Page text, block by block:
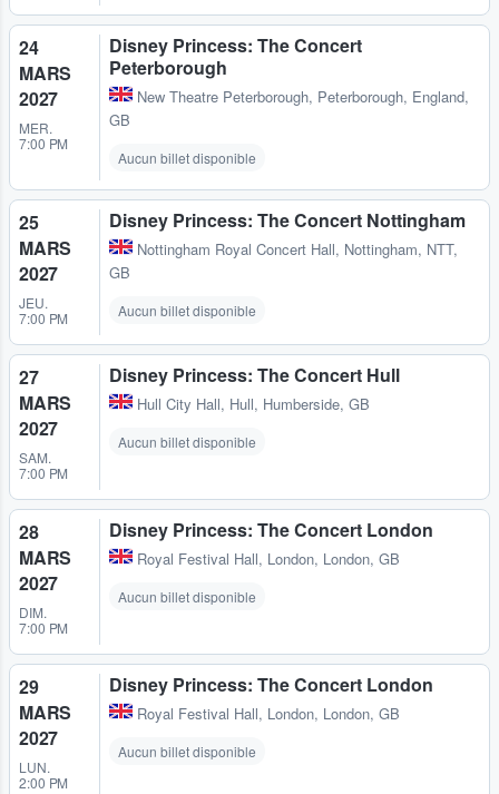
24
MARS
2027
MER.
7:00 PM
Disney Princess: The Concert
Peterborough
New Theatre Peterborough, Peterborough, England,
GB
Aucun billet disponible
25
MARS
2027
JEU.
7:00 PM
Disney Princess: The Concert Nottingham
Nottingham Royal Concert Hall, Nottingham, NTT,
GB
Aucun billet disponible
27
MARS
2027
SAM.
7:00 PM
Disney Princess: The Concert Hull
Hull City Hall, Hull, Humberside, GB
Aucun billet disponible
28
MARS
2027
DIM.
7:00 PM
Disney Princess: The Concert London
Royal Festival Hall, London, London, GB
Aucun billet disponible
29
MARS
2027
LUN.
2:00 PM
Disney Princess: The Concert London
Royal Festival Hall, London, London, GB
Aucun billet disponible